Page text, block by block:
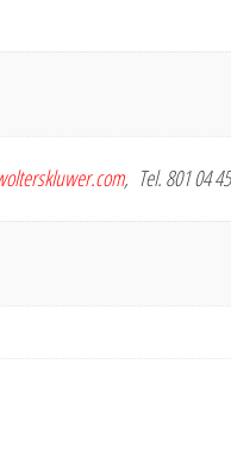
, Tel. 801 04